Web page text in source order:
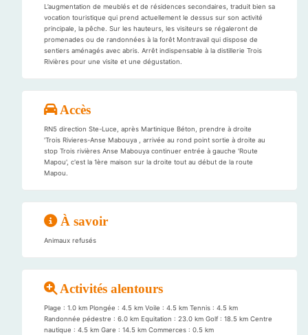
L’augmentation de meublés et de résidences secondaires, traduit bien sa
vocation touristique qui prend actuellement le dessus sur son activité
principale, la pêche. Sur les hauteurs, les visiteurs se régaleront de
promenades ou de randonnées à la forêt Montravail qui dispose de
sentiers aménagés avec abris. Arrêt indispensable à la distillerie Trois
Rivières pour une visite et une dégustation.
Accès
RN5 direction Ste-Luce, après Martinique Béton, prendre à droite
'Trois Rivieres-Anse Mabouya , arrivée au rond point sortie à droite au
stop Trois rivières Anse Mabouya continuer entrée à gauche 'Route
Mapou', c'est la 1ère maison sur la droite tout au début de la route
Mapou.
À savoir
Animaux refusés
Activités alentours
Plage : 1.0 km Plongée : 4.5 km Voile : 4.5 km Tennis : 4.5 km
Randonnée pédestre : 6.0 km Equitation : 23.0 km Golf : 18.5 km Centre
nautique : 4.5 km Gare : 14.5 km Commerces : 0.5 km